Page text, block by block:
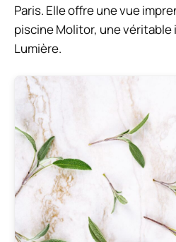
Paris. Elle offre une vue
piscine Molitor, une véritable
Lumière.